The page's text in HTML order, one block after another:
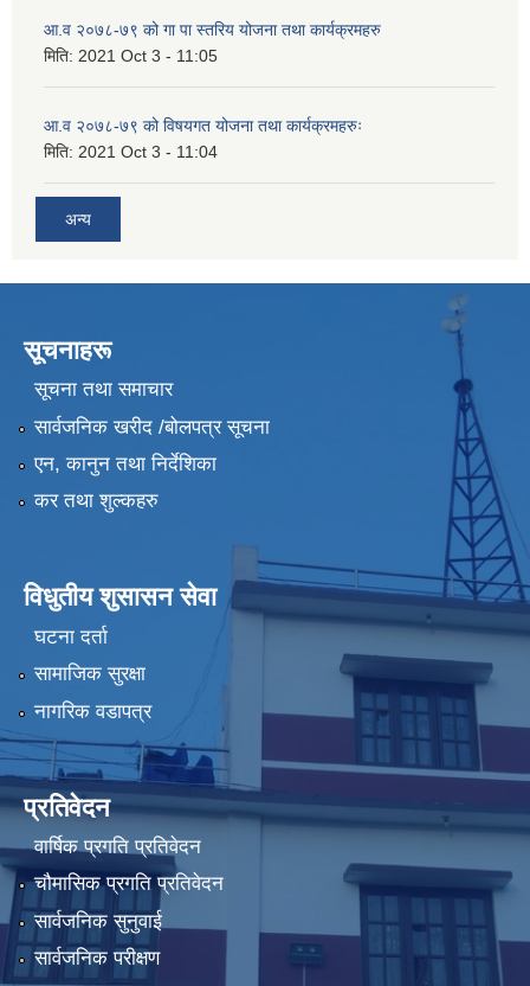
आ.व २०७८-७९ को गा पा स्तरिय योजना तथा कार्यक्रमहरु
मिति: 2021 Oct 3 - 11:05
आ.व २०७८-७९ को विषयगत योजना तथा कार्यक्रमहरुः
मिति: 2021 Oct 3 - 11:04
अन्य
सूचनाहरू
सूचना तथा समाचार
सार्वजनिक खरीद /बोलपत्र सूचना
एन, कानुन तथा निर्देशिका
कर तथा शुल्कहरु
विधुतीय शुसासन सेवा
घटना दर्ता
सामाजिक सुरक्षा
नागरिक वडापत्र
प्रतिवेदन
वार्षिक प्रगति प्रतिवेदन
चौमासिक प्रगति प्रतिवेदन
सार्वजनिक सुनुवाई
सार्वजनिक परीक्षण